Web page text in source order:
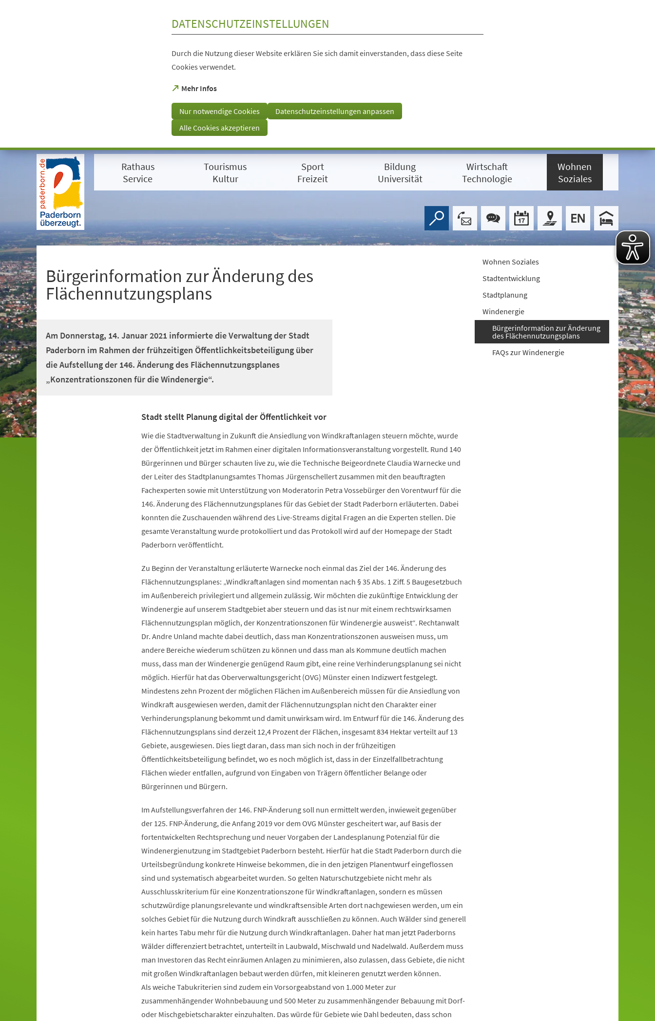
Visuelle
Assistenzsoftware
+
DATENSCHUTZEINSTELLUNGEN
Durch die Nutzung dieser Website erklären Sie sich damit einverstanden, dass diese Seite
Cookies verwendet.
Mehr Infos
(Öffnet
einem
neuen
Tab)
Nur notwendige Cookies
Datenschutzeinstellungen anpassen
Alle Cookies akzeptieren
Rathaus
Service
Tourismus
Kultur
Sport
Freizeit
Bildung
Universität
Wirtschaft
Technologie
Wohnen
Soziales
Bürgerinformation zur Änderung des
Flächennutzungsplans
Am Donnerstag, 14. Januar 2021 informierte die Verwaltung der Stadt
Paderborn im Rahmen der frühzeitigen Öffentlichkeitsbeteiligung über
die Aufstellung der 146. Änderung des Flächennutzungsplanes
„Konzentrationszonen für die Windenergie“.
Stadt stellt Planung digital der Öffentlichkeit vor
Wie die Stadtverwaltung in Zukunft die Ansiedlung von Windkraftanlagen steuern möchte, wurde
der Öffentlichkeit jetzt im Rahmen einer digitalen Informationsveranstaltung vorgestellt. Rund 140
Bürgerinnen und Bürger schauten live zu, wie die Technische Beigeordnete Claudia Warnecke und
der Leiter des Stadtplanungsamtes Thomas Jürgenschellert zusammen mit den beauftragten
Fachexperten sowie mit Unterstützung von Moderatorin Petra Vossebürger den Vorentwurf für die
146. Änderung des Flächennutzungsplanes für das Gebiet der Stadt Paderborn erläuterten. Dabei
konnten die Zuschauenden während des Live-Streams digital Fragen an die Experten stellen. Die
gesamte Veranstaltung wurde protokolliert und das Protokoll wird auf der Homepage der Stadt
Paderborn veröffentlicht.
Zu Beginn der Veranstaltung erläuterte Warnecke noch einmal das Ziel der 146. Änderung des
Flächennutzungsplanes: „Windkraftanlagen sind momentan nach § 35 Abs. 1 Ziff. 5 Baugesetzbuch
im Außenbereich privilegiert und allgemein zulässig. Wir möchten die zukünftige Entwicklung der
Windenergie auf unserem Stadtgebiet aber steuern und das ist nur mit einem rechtswirksamen
Flächennutzungsplan möglich, der Konzentrationszonen für Windenergie ausweist“. Rechtanwalt
Dr. Andre Unland machte dabei deutlich, dass man Konzentrationszonen ausweisen muss, um
andere Bereiche wiederum schützen zu können und dass man als Kommune deutlich machen
muss, dass man der Windenergie genügend Raum gibt, eine reine Verhinderungsplanung sei nicht
möglich. Hierfür hat das Oberverwaltungsgericht (OVG) Münster einen Indizwert festgelegt.
Mindestens zehn Prozent der möglichen Flächen im Außenbereich müssen für die Ansiedlung von
Windkraft ausgewiesen werden, damit der Flächennutzungsplan nicht den Charakter einer
Verhinderungsplanung bekommt und damit unwirksam wird. Im Entwurf für die 146. Änderung des
Flächennutzungsplans sind derzeit 12,4 Prozent der Flächen, insgesamt 834 Hektar verteilt auf 13
Gebiete, ausgewiesen. Dies liegt daran, dass man sich noch in der frühzeitigen
Öffentlichkeitsbeteiligung befindet, wo es noch möglich ist, dass in der Einzelfallbetrachtung
Flächen wieder entfallen, aufgrund von Eingaben von Trägern öffentlicher Belange oder
Bürgerinnen und Bürgern.
Im Aufstellungsverfahren der 146. FNP-Änderung soll nun ermittelt werden, inwieweit gegenüber
der 125. FNP-Änderung, die Anfang 2019 vor dem OVG Münster gescheitert war, auf Basis der
fortentwickelten Rechtsprechung und neuer Vorgaben der Landesplanung Potenzial für die
Windenergienutzung im Stadtgebiet Paderborn besteht. Hierfür hat die Stadt Paderborn durch die
Urteilsbegründung konkrete Hinweise bekommen, die in den jetzigen Planentwurf eingeflossen
sind und systematisch abgearbeitet wurden. So gelten Naturschutzgebiete nicht mehr als
Ausschlusskriterium für eine Konzentrationszone für Windkraftanlagen, sondern es müssen
schutzwürdige planungsrelevante und windkraftsensible Arten dort nachgewiesen werden, um ein
solches Gebiet für die Nutzung durch Windkraft ausschließen zu können. Auch Wälder sind generell
kein hartes Tabu mehr für die Nutzung durch Windkraftanlagen. Daher hat man jetzt Paderborns
Wälder differenziert betrachtet, unterteilt in Laubwald, Mischwald und Nadelwald. Außerdem muss
man Investoren das Recht einräumen Anlagen zu minimieren, also zulassen, dass Gebiete, die nicht
mit großen Windkraftanlagen bebaut werden dürfen, mit kleineren genutzt werden können.
Als weiche Tabukriterien sind zudem ein Vorsorgeabstand von 1.000 Meter zur
zusammenhängender Wohnbebauung und 500 Meter zu zusammenhängender Bebauung mit Dorf-
oder Mischgebietscharakter einzuhalten. Das würde für Gebiete wie Dahl bedeuten, dass schon
Wohnen Soziales
Stadtentwicklung
Stadtplanung
Windenergie
Bürgerinformation zur Änderung
des Flächennutzungsplans
FAQs zur Windenergie